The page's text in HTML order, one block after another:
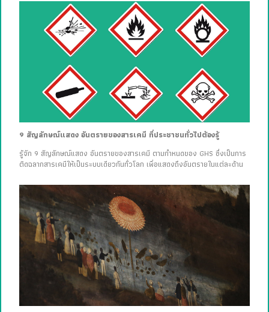
9 สัญลักษณ์แสดง อันตรายของสารเคมี ที่ประชาชนทั่วไปต้องรู้
รู้จัก 9 สัญลักษณ์แสดง อันตรายของสารเคมี ตามกำหนดของ GHS ซึ่งเป็นการ
ติดฉลากสารเคมีให้เป็นระบบเดียวกันทั่วโลก เพื่อแสดงถึงอันตรายในแต่ละด้าน